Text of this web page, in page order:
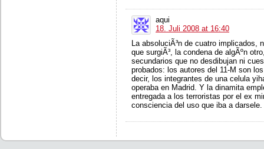
aqui
18. Juli 2008 at 16:40
La absoluciÃ³n de cuatro implicados,
que surgiÃ³, la condena de algÃºn
secundarios que no desdibujan ni
probados: los autores del 11-M son
decir, los integrantes de una celula
operaba en Madrid. Y la dinamita
entregada a los terroristas por el ex
consciencia del uso que iba a darsele.